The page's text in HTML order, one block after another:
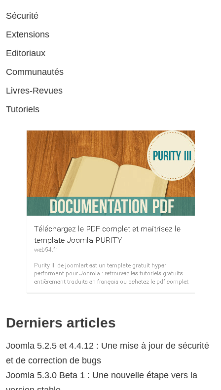
Sécurité
Extensions
Editoriaux
Communautés
Livres-Revues
Tutoriels
Derniers articles
Joomla 5.2.5 et 4.4.12 : Une mise à jour de sécurité
et de correction de bugs
Joomla 5.3.0 Beta 1 : Une nouvelle étape vers la